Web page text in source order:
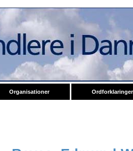
Organisationer Ordforklaringer